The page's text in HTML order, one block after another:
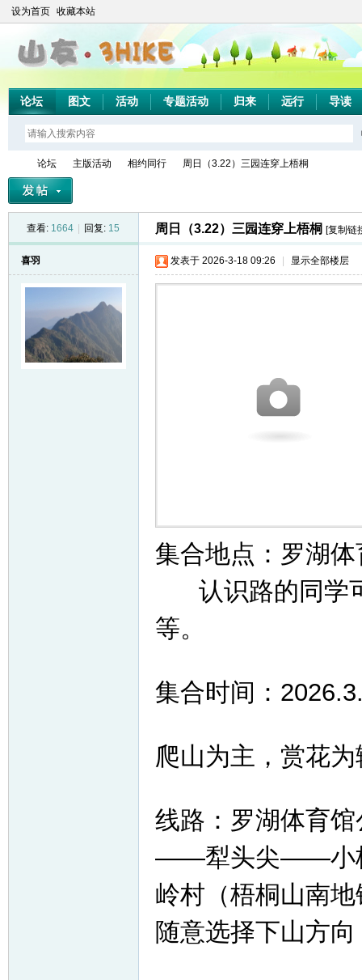
设为首页 收藏本站
论坛 图文 活动 专题活动 归来 远行 导读
论坛
›
主版活动
›
相约同行
›
周日（3.22）三园连穿上梧桐
查看: 1664 回复: 15 周日（3.22）三园连穿上梧桐 [复制链
喜羽 发表于 2026-3-18 09:26 显示全部楼层
集合地点：罗湖
认识路的同学
等。
集合时间：
爬山为主，赏花为
线路：罗湖体育
——犁头尖——小
岭村（梧桐山南
随意选择下山方